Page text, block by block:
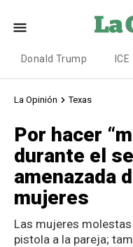
Donald Trump ICE
La Opinión Texas
Por hacer
durante el
amenazada
mujeres
Las mujeres
pistola a la pareja;